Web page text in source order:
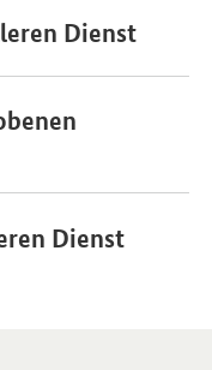
Dienst
Dienst